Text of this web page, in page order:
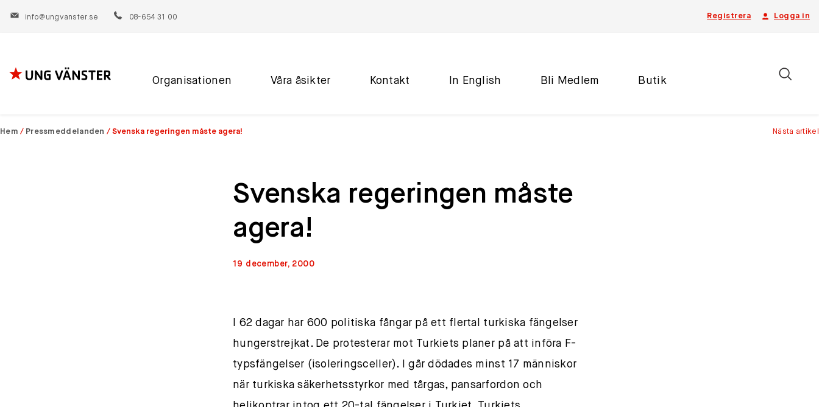
Registrera Logga in
info@ungvanster.se 08-654 31 00
Hoppa
Organisationen Våra åsikter Kontakt In English Bli Medlem Butik
Hem / Pressmeddelanden / Svenska regeringen måste agera! Nästa artikel
Svenska regeringen måste
agera!
19 december, 2000
I 62 dagar har 600 politiska fångar på ett flertal turkiska fängelser
hungerstrejkat. De protesterar mot Turkiets planer på att införa F-
typsfängelser (isoleringsceller). I går dödades minst 17 människor
när turkiska säkerhetsstyrkor med tårgas, pansarfordon och